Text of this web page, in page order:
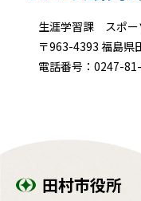
生涯学習課 スポー
〒963-4393 福島県
電話番号：0247-
田村市役所